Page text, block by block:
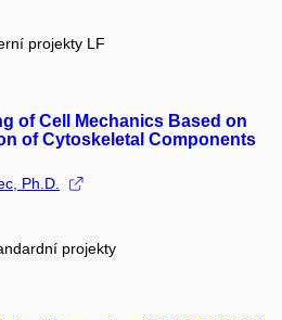
projekty LF
of Cell Mechanics Based on
of Cytoskeletal Components
Ph.D.
projekty